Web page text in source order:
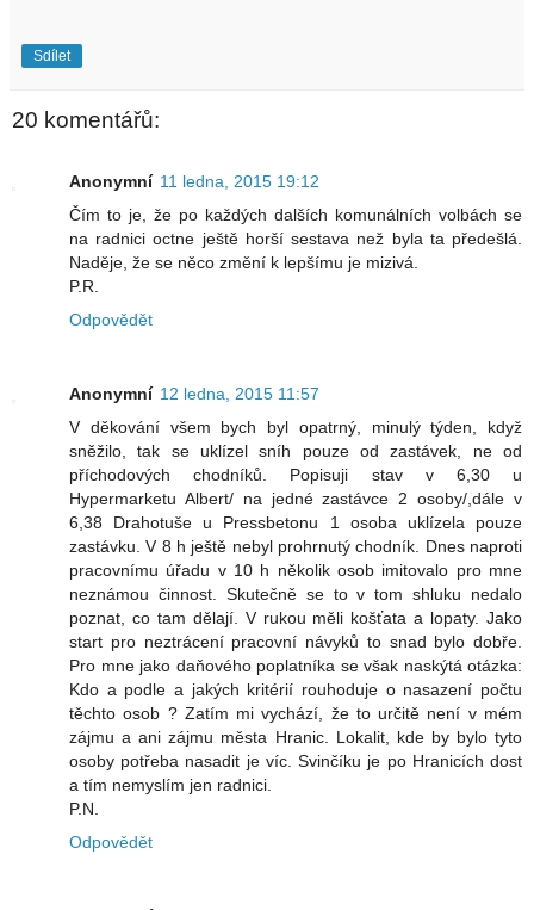
Sdílet
20 komentářů:
Anonymní 11 ledna, 2015 19:12
Čím to je, že po každých dalších komunálních volbách se
na radnici octne ještě horší sestava než byla ta předešlá.
Naděje, že se něco změní k lepšímu je mizivá.
P.R.
Odpovědět
Anonymní 12 ledna, 2015 11:57
V děkování všem bych byl opatrný, minulý týden, když
sněžilo, tak se uklízel sníh pouze od zastávek, ne od
příchodových chodníků. Popisuji stav v 6,30 u
Hypermarketu Albert/ na jedné zastávce 2 osoby/,dále v
6,38 Drahotuše u Pressbetonu 1 osoba uklízela pouze
zastávku. V 8 h ještě nebyl prohrnutý chodník. Dnes naproti
pracovnímu úřadu v 10 h několik osob imitovalo pro mne
neznámou činnost. Skutečně se to v tom shluku nedalo
poznat, co tam dělají. V rukou měli košťata a lopaty. Jako
start pro neztrácení pracovní návyků to snad bylo dobře.
Pro mne jako daňového poplatníka se však naskýtá otázka:
Kdo a podle a jakých kritérií rouhoduje o nasazení počtu
těchto osob ? Zatím mi vychází, že to určitě není v mém
zájmu a ani zájmu města Hranic. Lokalit, kde by bylo tyto
osoby potřeba nasadit je víc. Svinčíku je po Hranicích dost
a tím nemyslím jen radnici.
P.N.
Odpovědět